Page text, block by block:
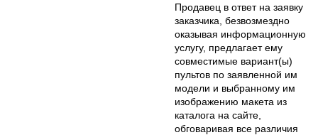
Продавец в ответ на заявку
заказчика, безвозмездно
оказывая информационную
услугу, предлагает ему
совместимые вариант(ы)
пультов по заявленной им
модели и выбранному им
изображению макета из
каталога на сайте,
обговаривая все различия